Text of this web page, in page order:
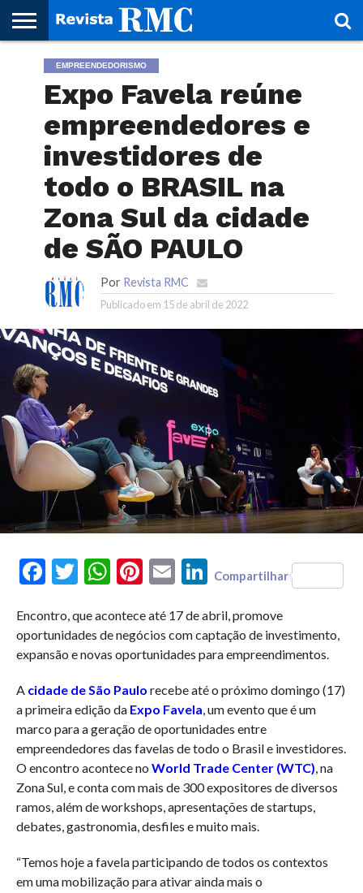
HOME
REVISTA
PROJETO
RMC – 20
ARTE &
NOTÍCIAS
EDIÇÕES
PARCEIROS
FAÇA
SEU
SITE!
FALEEMPREENDEDORISMO
Expo Favela reúne
empreendedores e
investidores de
todo o BRASIL na
Zona Sul da cidade
de SÃO PAULO
Por Revista RMC
Publicado em 15 de abril de 2022
FacebookTwitterWhatsAppPinterest
Email LinkedIn
Compartilhar
Encontro, que acontece até 17 de abril, promove
oportunidades de negócios com captação de investimento,
expansão e novas oportunidades para empreendimentos.
A cidade de São Paulo recebe até o próximo domingo (17)
a primeira edição da Expo Favela, um evento que é um
marco para a geração de oportunidades entre
empreendedores das favelas de todo o Brasil e investidores.
O encontro acontece no World Trade Center (WTC), na
Zona Sul, e conta com mais de 300 expositores de diversos
ramos, além de workshops, apresentações de startups,
debates, gastronomia, desfiles e muito mais.
“Temos hoje a favela participando de todos os contextos
em uma mobilização para ativar ainda mais o